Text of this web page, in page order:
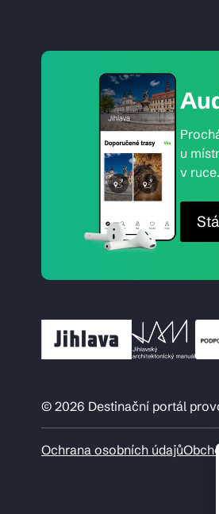
u
v ruce.
© 2026 Destinační portál
Ochrana osobních údajů